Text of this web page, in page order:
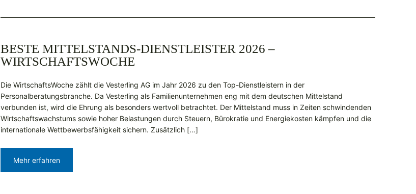
BESTE MITTELSTANDS-DIENSTLEISTER 2026 –
WIRTSCHAFTSWOCHE
Die WirtschaftsWoche zählt die Vesterling AG im Jahr 2026 zu den Top-Dienstleistern in der
Personalberatungsbranche. Da Vesterling als Familienunternehmen eng mit dem deutschen Mittelstand
verbunden ist, wird die Ehrung als besonders wertvoll betrachtet. Der Mittelstand muss in Zeiten schwindenden
Wirtschaftswachstums sowie hoher Belastungen durch Steuern, Bürokratie und Energiekosten kämpfen und die
internationale Wettbewerbsfähigkeit sichern. Zusätzlich […]
Mehr erfahren